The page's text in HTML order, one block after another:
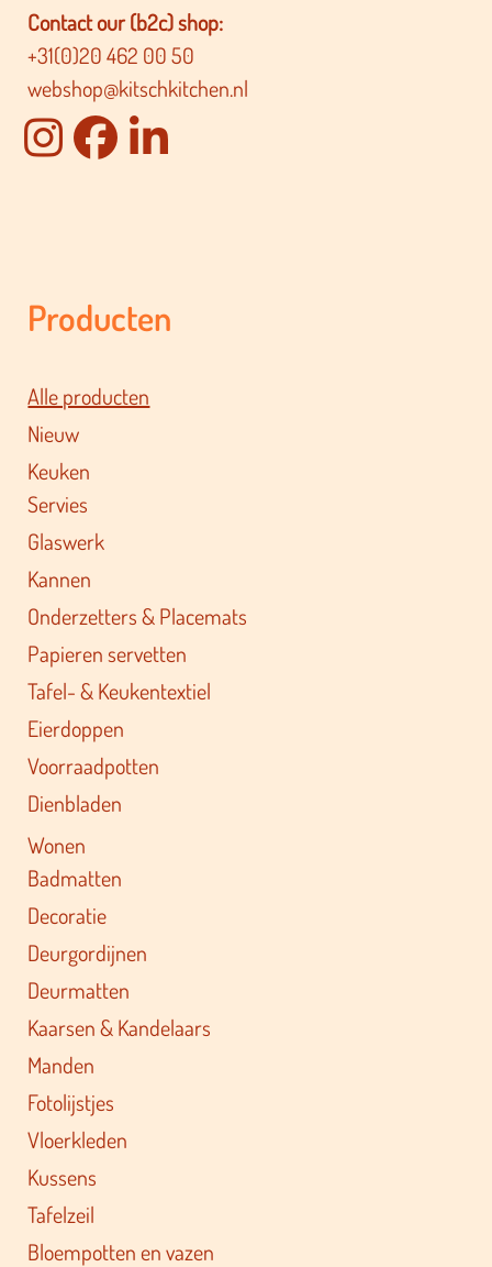
Contact our (b2c) shop:
+31(0)20 462 00 50
webshop@kitschkitchen.nl
Producten
Alle producten
Nieuw
Keuken
Servies
Glaswerk
Kannen
Onderzetters & Placemats
Papieren servetten
Tafel- & Keukentextiel
Eierdoppen
Voorraadpotten
Dienbladen
Wonen
Badmatten
Decoratie
Deurgordijnen
Deurmatten
Kaarsen & Kandelaars
Manden
Fotolijstjes
Vloerkleden
Kussens
Tafelzeil
Bloempotten en vazen